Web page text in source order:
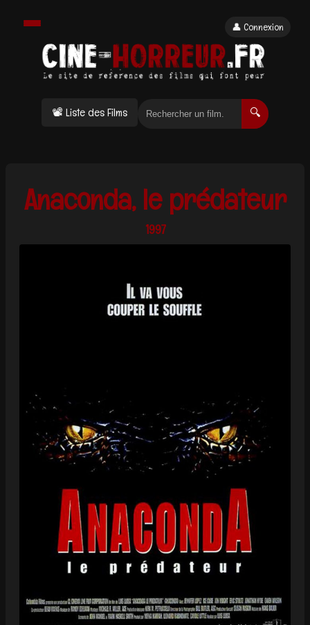
📽 Liste des Films 🔍
👤 Connexion
Anaconda, le prédateur
1997